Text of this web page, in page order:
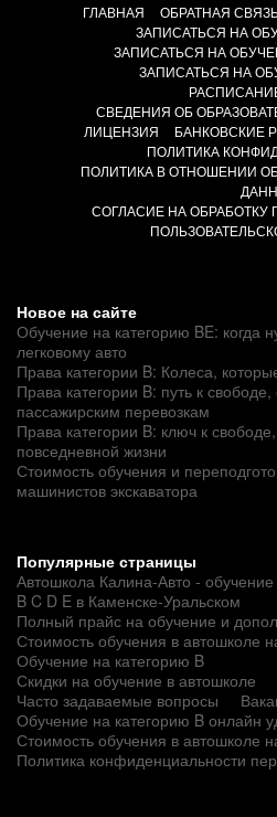
ГЛАВНАЯ ОБРАТНАЯ
ЗАПИСАТЬСЯ НА
ЗАПИСАТЬСЯ НА
ЗАПИСАТЬСЯ НА
СВЕДЕНИЯ ОБ
ЛИЦЕНЗИЯ
БАНКОВСКИЕ
ПОЛИТИКА
ПОЛИТИКА В ОТНОШЕНИИ
СОГЛАСИЕ НА
Новое на сайте
Обучение на категорию BE: когда
легковому авто
Права категории B: Колеса,
Права категории B: путь к свободе,
пассажирским перевозкам
Права категории B: ключ к
повседневной жизни
Стоимость обучения и
машинистов экскаватора
Популярные страницы
Автошкола Калина-Авто - обучение
B C D E в Каменске-Уральском
Полный прайс на обучение и
Стоимость обучения в автошколе
Обучение на категорию B
Скидки на обучение в автошколе
Часто задаваемые вопросы
Обучение на категорию B онлайн
Стоимость обучения в автошколе
Политика конфиденциальности